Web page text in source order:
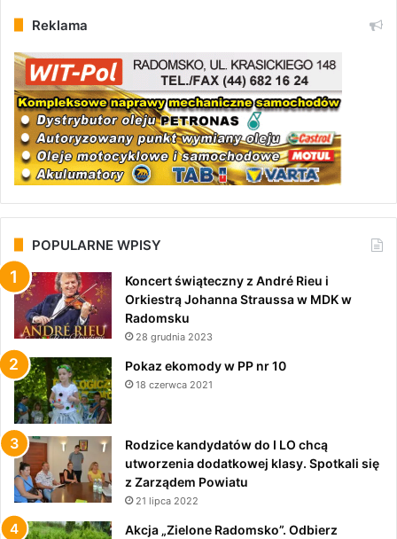
Reklama
POPULARNE WPISY
Koncert świąteczny z André Rieu i
Orkiestrą Johanna Straussa w MDK w
Radomsku
28 grudnia 2023
Pokaz ekomody w PP nr 10
18 czerwca 2021
Rodzice kandydatów do I LO chcą
utworzenia dodatkowej klasy. Spotkali się
z Zarządem Powiatu
21 lipca 2022
Akcja „Zielone Radomsko”. Odbierz